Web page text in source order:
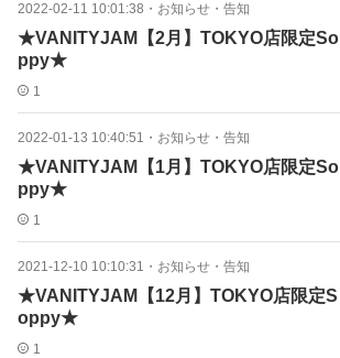
2022-02-11 10:01:38 ・ お知らせ・告知
★VANITYJAM【2月】TOKYO店限定So
ppy★
1
2022-01-13 10:40:51 ・ お知らせ・告知
★VANITYJAM【1月】TOKYO店限定So
ppy★
1
2021-12-10 10:10:31 ・ お知らせ・告知
★VANITYJAM【12月】TOKYO店限定S
oppy★
1